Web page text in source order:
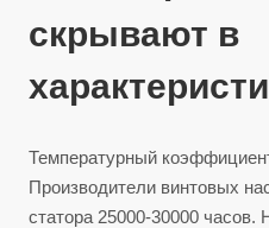
скрывают в
Температурный
Производители винтовых
статора 25000-30000 часов.